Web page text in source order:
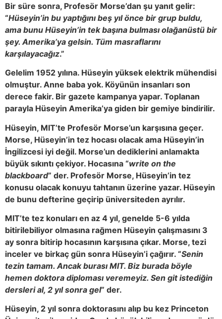
Bir süre sonra, Profesör Morse’dan şu yanıt gelir:
“Hüseyin’in bu yaptığını beş yıl önce bir grup buldu,
ama bunu Hüseyin’in tek başına bulması olağanüstü bir
şey. Amerika’ya gelsin. Tüm masraflarını
karşılayacağız.”
Gelelim 1952 yılına. Hüseyin yüksek elektrik mühendisi
olmuştur. Anne baba yok. Köyünün insanları son
derece fakir. Bir gazete kampanya yapar. Toplanan
parayla Hüseyin Amerika’ya giden bir gemiye bindirilir.
Hüseyin, MIT’te Profesör Morse’un karşısına geçer.
Morse, Hüseyin’in tez hocası olacak ama Hüseyin’in
İngilizcesi iyi değil. Morse’un dediklerini anlamakta
büyük sıkıntı çekiyor. Hocasına “write on the
blackboard” der. Profesör Morse, Hüseyin’in tez
konusu olacak konuyu tahtanın üzerine yazar. Hüseyin
de bunu defterine geçirip üniversiteden ayrılır.
MIT’te tez konuları en az 4 yıl, genelde 5-6 yılda
bitirilebiliyor olmasına rağmen Hüseyin çalışmasını 3
ay sonra bitirip hocasının karşısına çıkar. Morse, tezi
inceler ve birkaç gün sonra Hüseyin’i çağırır. “Senin
tezin tamam. Ancak burası MIT. Biz burada böyle
hemen doktora diploması veremeyiz. Sen git istediğin
dersleri al, 2 yıl sonra gel” der.
Hüseyin, 2 yıl sonra doktorasını alıp bu kez Princeton